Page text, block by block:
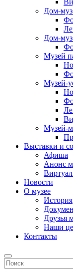
Дом-
Дом-
Музей
Музей-
Музей-
Выставки и
Афиша
Анонс
Новости
О музее
История
Друзья
Наши
Контакты